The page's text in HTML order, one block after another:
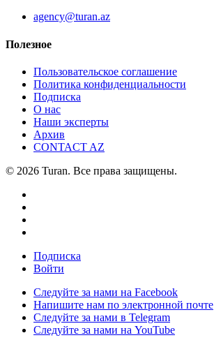
agency@turan.az
Полезное
Пользовательское соглашение
Политика конфиденциальности
Подписка
О нас
Наши эксперты
Архив
CONTACT AZ
© 2026 Turan. Все права защищены.
Подписка
Войти
Следуйте за нами на Facebook
Напишите нам по электронной почте
Следуйте за нами в Telegram
Следуйте за нами на YouTube